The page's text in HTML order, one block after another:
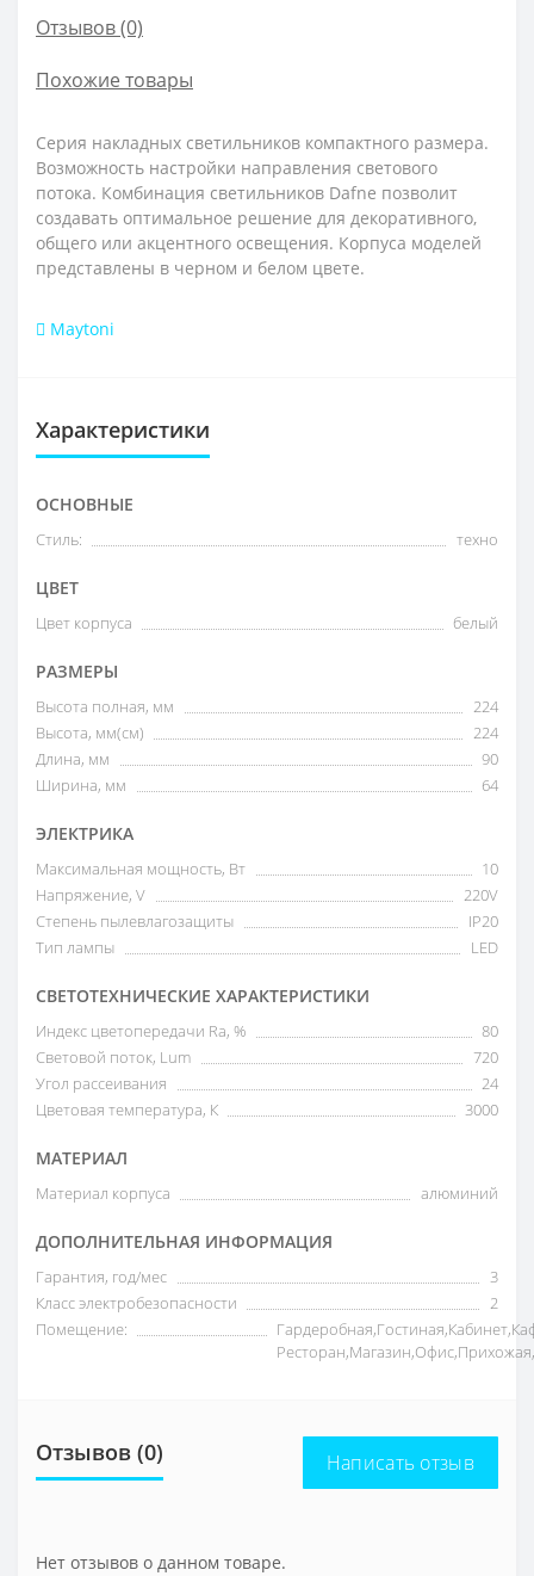
Отзывов (0)
Похожие товары
Серия накладных светильников компактного размера.
Возможность настройки направления светового
потока. Комбинация светильников Dafne позволит
создавать оптимальное решение для декоративного,
общего или акцентного освещения. Корпуса моделей
представлены в черном и белом цвете.
Maytoni
Характеристики
ОСНОВНЫЕ
Стиль: техно
ЦВЕТ
Цвет корпуса белый
РАЗМЕРЫ
Высота полная, мм
224
Высота, мм(см)
224
Длина, мм
90
Ширина, мм
64
ЭЛЕКТРИКА
Максимальная мощность, Вт
10
Напряжение, V
220V
Степень пылевлагозащиты
IP20
Тип лампы
LED
СВЕТОТЕХНИЧЕСКИЕ ХАРАКТЕРИСТИКИ
Индекс цветопередачи Ra, %
80
Световой поток, Lum
720
Угол рассеивания
24
Цветовая температура, К
3000
МАТЕРИАЛ
Материал корпуса алюминий
ДОПОЛНИТЕЛЬНАЯ ИНФОРМАЦИЯ
Гарантия, год/мес
3
Класс электробезопасности
2
Помещение:
Отзывов (0) Написать отзыв
Нет отзывов о данном товаре.